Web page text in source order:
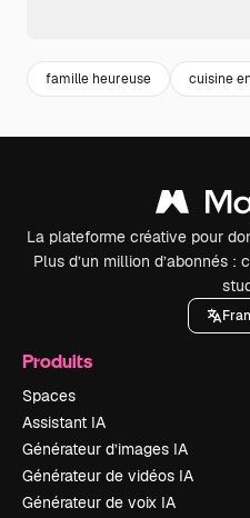
famille heureuse cuisine
La plateforme créative pour
Plus d’un million d’abonnés :
Produits
Spaces
Assistant IA
Générateur d’images IA
Générateur de vidéos IA
Générateur de voix IA